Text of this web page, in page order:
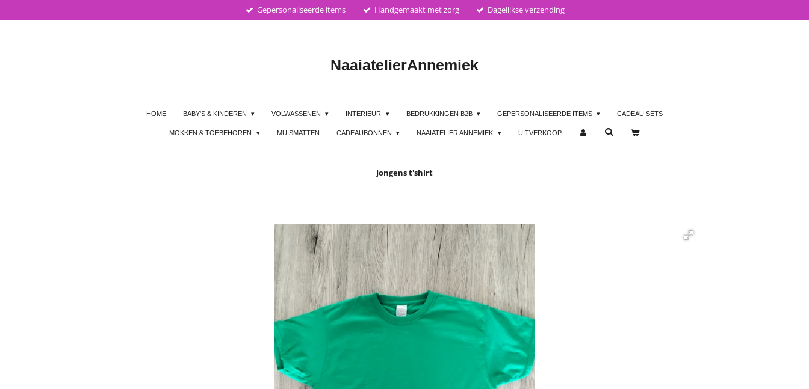
direct
Gepersonaliseerde items Handgemaakt met zorg Dagelijkse verzending
NaaiatelierAnnemiek
HOME BABY'S & KINDEREN VOLWASSENEN INTERIEUR BEDRUKKINGEN B2B GEPERSONALISEERDE ITEMS CADEAU SETS
MOKKEN & TOEBEHOREN MUISMATTEN CADEAUBONNEN NAAIATELIER ANNEMIEK UITVERKOOP
Jongens t'shirt